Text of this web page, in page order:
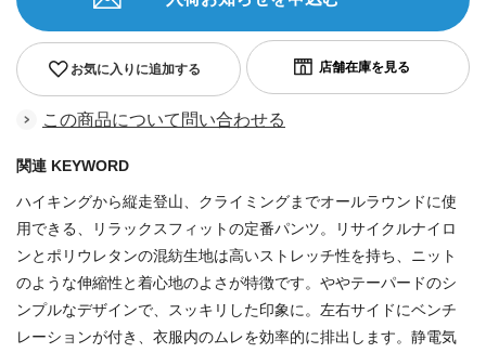
お気に入りに追加する
この商品について問い合わせる
関連 KEYWORD
ハイキングから縦走登山、クライミングまでオールラウンドに使
用できる、リラックスフィットの定番パンツ。リサイクルナイロ
ンとポリウレタンの混紡生地は高いストレッチ性を持ち、ニット
のような伸縮性と着心地のよさが特徴です。ややテーパードのシ
ンプルなデザインで、スッキリした印象に。左右サイドにベンチ
レーションが付き、衣服内のムレを効率的に排出します。静電気